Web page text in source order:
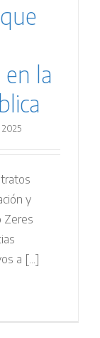
la
y
Zeres
a [...]